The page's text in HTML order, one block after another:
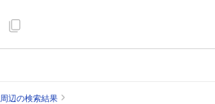
周辺の検索結果